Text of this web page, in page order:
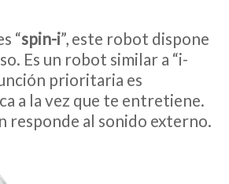
“spin-i”, este robot dispone
Es un robot similar a “i-
prioritaria es
a la vez que te entretiene.
responde al sonido externo.